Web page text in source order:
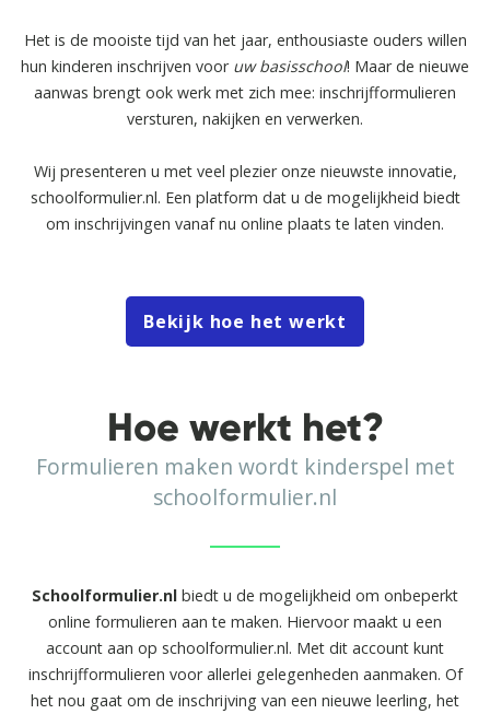
Het is de mooiste tijd van het jaar, enthousiaste ouders willen
hun kinderen inschrijven voor uw basisschool! Maar de nieuwe
aanwas brengt ook werk met zich mee: inschrijfformulieren
versturen, nakijken en verwerken.
Wij presenteren u met veel plezier onze nieuwste innovatie,
schoolformulier.nl. Een platform dat u de mogelijkheid biedt
om inschrijvingen vanaf nu online plaats te laten vinden.
Bekijk hoe het werkt
Hoe werkt het?
Formulieren maken wordt kinderspel met
schoolformulier.nl
Schoolformulier.nl biedt u de mogelijkheid om onbeperkt
online formulieren aan te maken. Hiervoor maakt u een
account aan op schoolformulier.nl. Met dit account kunt
inschrijfformulieren voor allerlei gelegenheden aanmaken. Of
het nou gaat om de inschrijving van een nieuwe leerling, het